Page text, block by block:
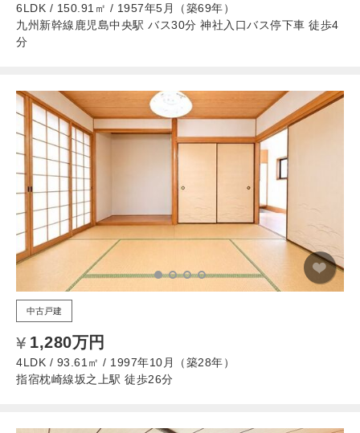
6LDK / 150.91㎡ / 1957年5月（築69年）
九州新幹線鹿児島中央駅 バス30分 神社入口バス停下車 徒歩4
分
中古戸建
1,280万円
4LDK / 93.61㎡ / 1997年10月（築28年）
指宿枕崎線坂之上駅 徒歩26分